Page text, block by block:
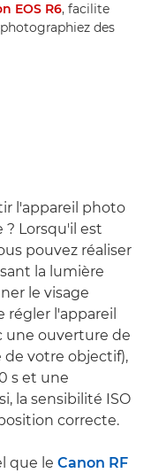
EOS R6, facilite
des
l'appareil photo
Lorsqu'il est
pouvez réaliser
la lumière
le visage
régler l'appareil
une ouverture de
de votre objectif),
s et une
la sensibilité ISO
correcte.
que le Canon RF